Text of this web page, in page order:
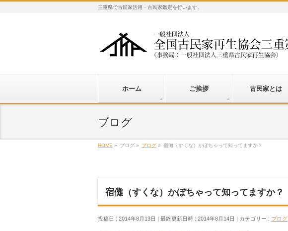
三重県で古民家活用・古民家鑑定を行います。
ホーム ご挨拶 古民家とは
ブログ
HOME » ブログ » ブログ » 宿儺（すくな）かぼちゃって知ってますか？
宿儺（すくな）かぼちゃって知ってますか？
投稿日 : 2014年8月13日 最終更新日時 : 2014年8月14日 カテゴリー : ブログ